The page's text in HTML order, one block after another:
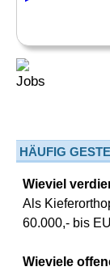
HÄUFIG
Wieviel
Als
60.000,- bis
Wieviele